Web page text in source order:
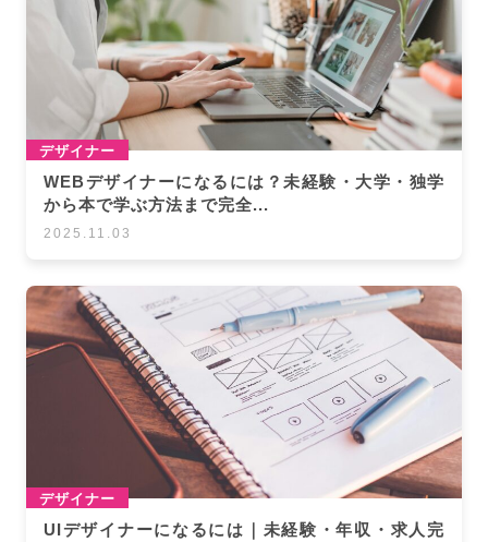
デザイナー
WEBデザイナーになるには？未経験・大学・独学
から本で学ぶ方法まで完全...
2025.11.03
デザイナー
UIデザイナーになるには｜未経験・年収・求人完